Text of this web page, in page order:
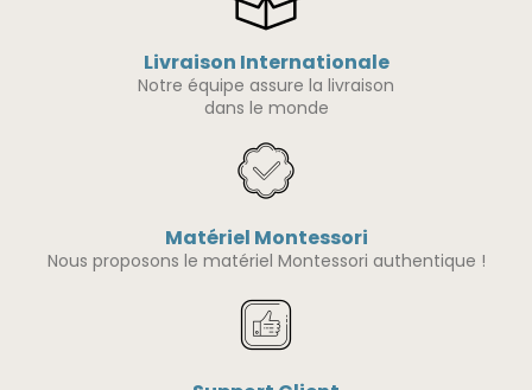
Livraison Internationale
Notre équipe assure la livraison
dans le monde
Matériel Montessori
Nous proposons le matériel Montessori authentique !